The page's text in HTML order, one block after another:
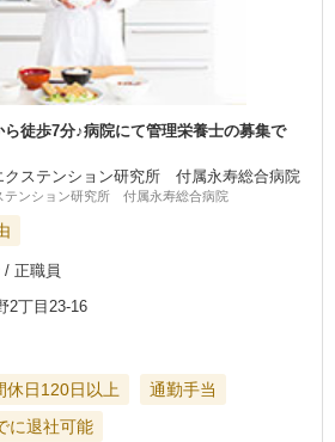
ら徒歩7分♪病院にて管理栄養士の募集で
クステンション研究所 付属永寿総合病院
テンション研究所 付属永寿総合病院
正職員
2丁目23-16
休日120日以上
通勤手当
に退社可能